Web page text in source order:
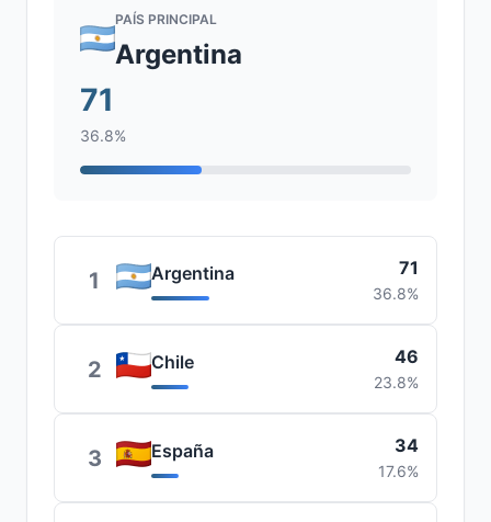
PAÍS PRINCIPAL
Argentina
71
36.8%
1 Argentina 71
36.8%
2 Chile 46
23.8%
3 España 34
17.6%